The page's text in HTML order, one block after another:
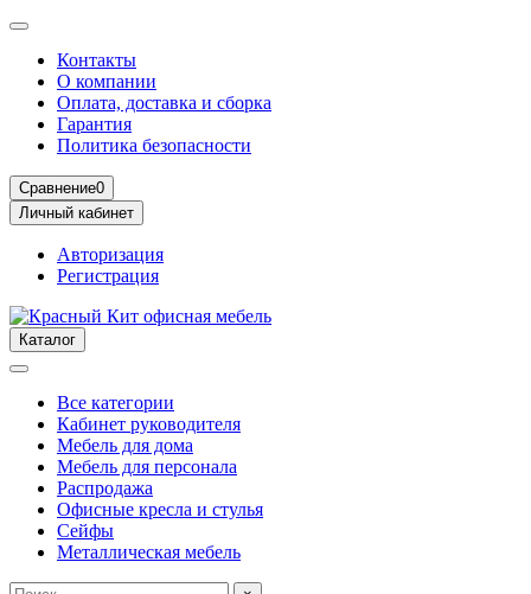
Контакты
О компании
Оплата, доставка и сборка
Гарантия
Политика безопасности
Сравнение0
Личный кабинет
Авторизация
Регистрация
Каталог
Все категории
Кабинет руководителя
Мебель для дома
Мебель для персонала
Распродажа
Офисные кресла и стулья
Сейфы
Металлическая мебель